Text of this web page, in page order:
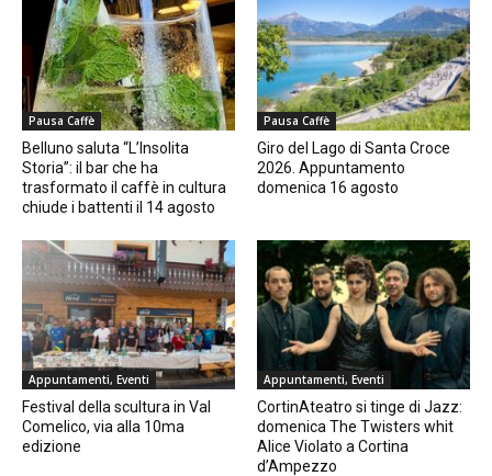
Pausa Caffè
Belluno saluta “L’Insolita
Storia”: il bar che ha
trasformato il caffè in cultura
chiude i battenti il 14 agosto
Pausa Caffè
Giro del Lago di Santa Croce
2026. Appuntamento
domenica 16 agosto
Appuntamenti, Eventi
Festival della scultura in Val
Comelico, via alla 10ma
edizione
Appuntamenti, Eventi
CortinAteatro si tinge di Jazz:
domenica The Twisters whit
Alice Violato a Cortina
d’Ampezzo